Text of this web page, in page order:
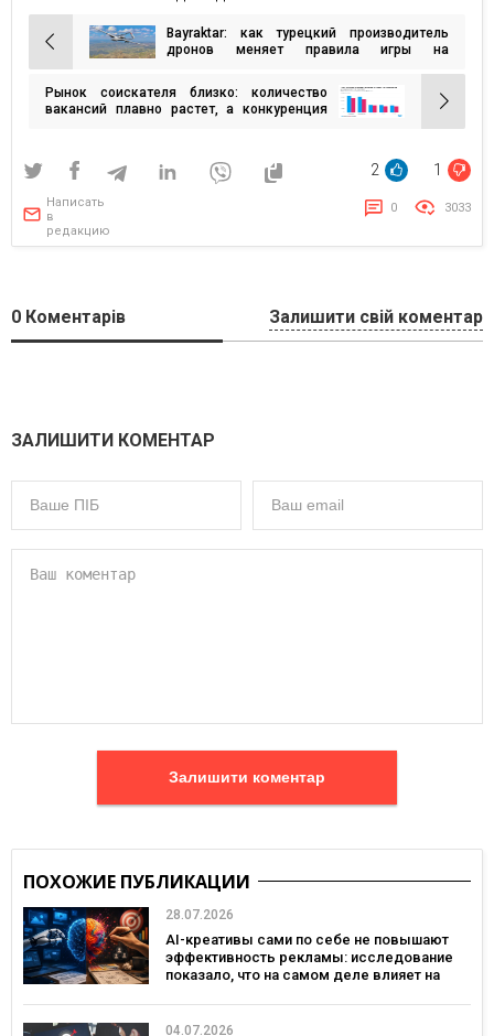
Навигация
по
записям
Bayraktar: как турецкий производитель
дронов меняет правила игры на
Рынок соискателя близко: количество
вакансий плавно растет, а конкуренция
2 1
Написать
в
редакцию
0 3033
0 Коментарів Залишити свій коментар
ЗАЛИШИТИ КОМЕНТАР
Залишити коментар
ПОХОЖИЕ ПУБЛИКАЦИИ
28.07.2026
AI-креативы сами по себе не повышают
эффективность рекламы: исследование
показало, что на самом деле влияет на
04.07.2026